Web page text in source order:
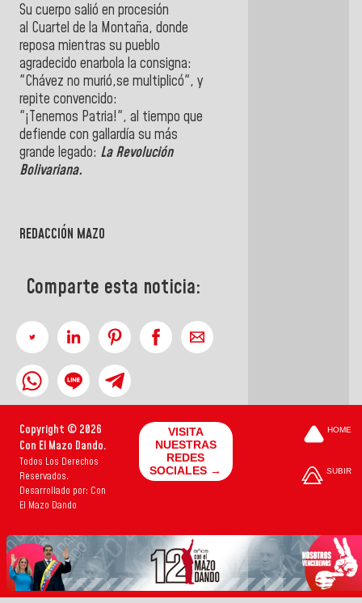
Su cuerpo salió en procesión
al Cuartel de la Montaña, donde
reposa mientras su pueblo
agradecido enarbola la consigna:
"Chávez no murió,se multiplicó", y
repite convencido:
"¡Tenemos Patria!", al tiempo que
defiende con gallardía su más
grande legado: La Revolución
Bolivariana.
REDACCIÓN MAZO
Comparte esta noticia:
Copyright © 2026
Con El Mazo Dando.
Todos Los Derechos
Reservados.
Desarrollado por: Con
El Mazo Dando
VISITA
NUESTRAS
REDES
SOCIALES →
HOME
SUBIR